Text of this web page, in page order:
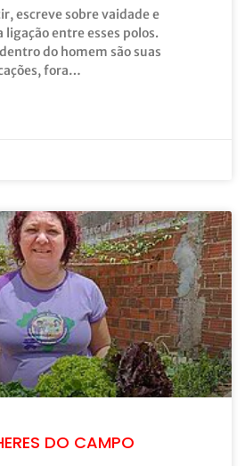
escreve sobre vaidade e
ligação entre esses polos.
do homem são suas
fora…
DO CAMPO